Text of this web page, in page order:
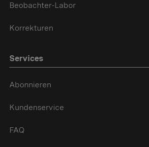
Beobachter-Labor
Korrekturen
Services
Abonnieren
Kundenservice
FAQ